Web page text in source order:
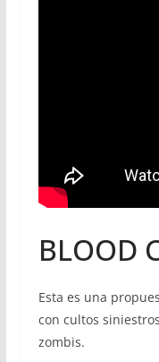
BLOOD
Esta es una
con cultos
zombis.